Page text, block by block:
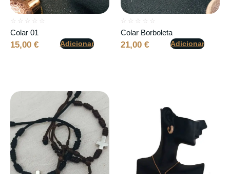
☆ ☆ ☆ ☆ ☆
Colar 01
15,00 € Adicionar
☆ ☆ ☆ ☆ ☆
Colar Borboleta
21,00 € Adicionar